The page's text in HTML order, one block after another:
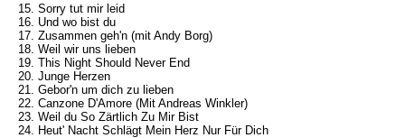
15. Sorry tut mir leid
16. Und wo bist du
17. Zusammen geh'n (mit Andy Borg)
18. Weil wir uns lieben
19. This Night Should Never End
20. Junge Herzen
21. Gebor'n um dich zu lieben
22. Canzone D'Amore (Mit Andreas Winkler)
23. Weil du So Zärtlich Zu Mir Bist
24. Heut' Nacht Schlägt Mein Herz Nur Für Dich